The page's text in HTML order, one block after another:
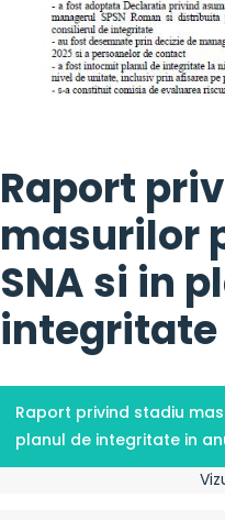
Raport
masurilor
SNA si in
integritate
Raport privind stadiu
planul de integritate in